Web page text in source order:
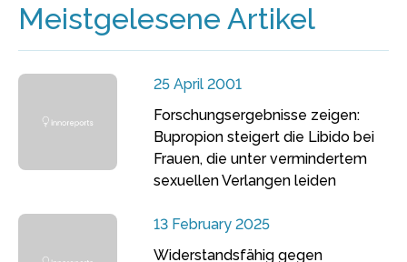
Meistgelesene Artikel
25 April 2001
Forschungsergebnisse zeigen:
Bupropion steigert die Libido bei
Frauen, die unter vermindertem
sexuellen Verlangen leiden
13 February 2025
Widerstandsfähig gegen